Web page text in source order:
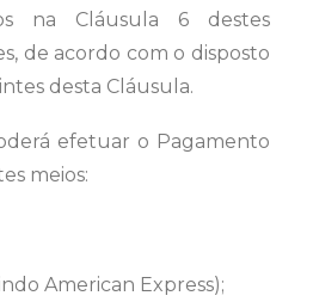
na Cláusula 6 destes
de acordo com o disposto
desta Cláusula.
efetuar o Pagamento
meios:
American Express);